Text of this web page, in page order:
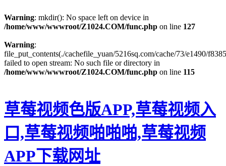
Warning: mkdir(): No space left on device in
/home/www/wwwroot/Z1024.COM/func.php on line 127
Warning:
file_put_contents(./cachefile_yuan/5216sq.com/cache/73/e1490/
failed to open stream: No such file or directory in
/home/www/wwwroot/Z1024.COM/func.php on line 115
草莓视频色版APP,草莓视频入
口,草莓视频啪啪啪,草莓视频
APP下载网址